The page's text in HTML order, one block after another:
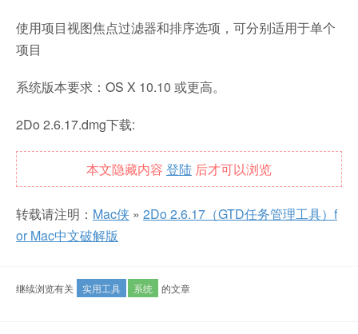
使用项目视图焦点过滤器和排序选项，可分别适用于单个
项目
系统版本要求：OS X 10.10 或更高。
2Do 2.6.17.dmg下载:
本文隐藏内容 登陆 后才可以浏览
转载请注明： Mac侠 » 2Do 2.6.17（GTD任务管理工具）f
or Mac中文破解版
继续浏览有关 实用工具 系统 的文章